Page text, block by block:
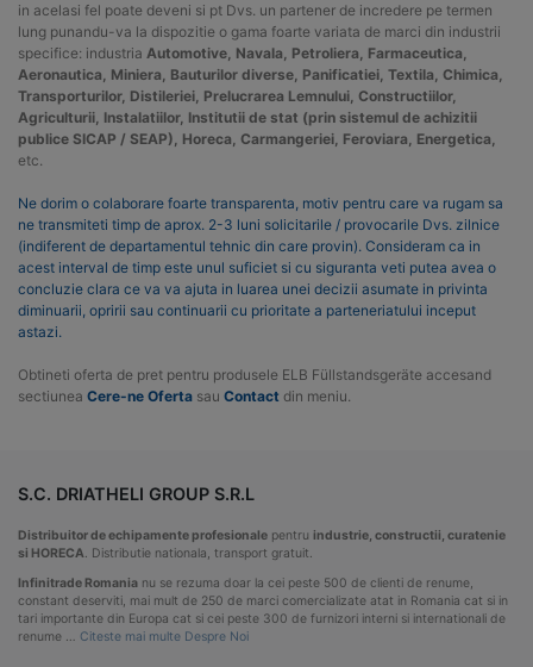
in acelasi fel poate deveni si pt Dvs. un partener de incredere pe termen
lung punandu-va la dispozitie o gama foarte variata de marci din industrii
specifice: industria Automotive, Navala, Petroliera, Farmaceutica,
Aeronautica, Miniera, Bauturilor diverse, Panificatiei, Textila, Chimica,
Transporturilor, Distileriei, Prelucrarea Lemnului, Constructiilor,
Agriculturii, Instalatiilor, Institutii de stat (prin sistemul de achizitii
publice SICAP / SEAP), Horeca, Carmangeriei, Feroviara, Energetica,
etc.
Ne dorim o colaborare foarte transparenta, motiv pentru care va rugam sa
ne transmiteti timp de aprox. 2-3 luni solicitarile / provocarile Dvs. zilnice
(indiferent de departamentul tehnic din care provin). Consideram ca in
acest interval de timp este unul suficiet si cu siguranta veti putea avea o
concluzie clara ce va va ajuta in luarea unei decizii asumate in privinta
diminuarii, opririi sau continuarii cu prioritate a parteneriatului inceput
astazi.
Obtineti oferta de pret pentru produsele ELB Füllstandsgeräte accesand
sectiunea Cere-ne Oferta sau Contact din meniu.
S.C. DRIATHELI GROUP S.R.L
Distribuitor de echipamente profesionale pentru industrie, constructii, curatenie
si HORECA. Distributie nationala, transport gratuit.
Infinitrade Romania nu se rezuma doar la cei peste 500 de clienti de renume,
constant deserviti, mai mult de 250 de marci comercializate atat in Romania cat si in
tari importante din Europa cat si cei peste 300 de furnizori interni si internationali de
renume … Citeste mai multe Despre Noi